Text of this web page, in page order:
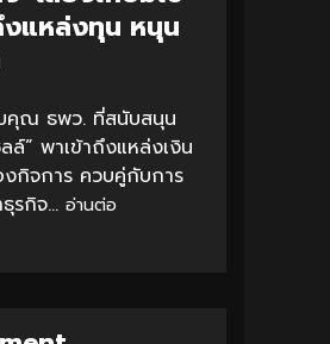
งแหล่งทุน หนุน
บคุณ ธพว. ที่สนับสนุน
ล์” พาเข้าถึงแหล่งเงิน
กิจการ ควบคู่กับการ
รกิจ... อ่านต่อ